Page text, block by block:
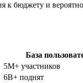
бюджету и
База
5M+ участников
6B+ поднят